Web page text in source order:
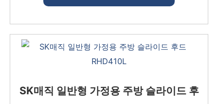
SK매직 일반형 가정용 주방 슬라이드 후